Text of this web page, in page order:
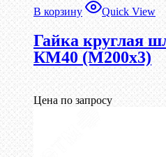
В корзину Quick View
Гайка круглая
КМ40 (М200х3)
Цена по запросу